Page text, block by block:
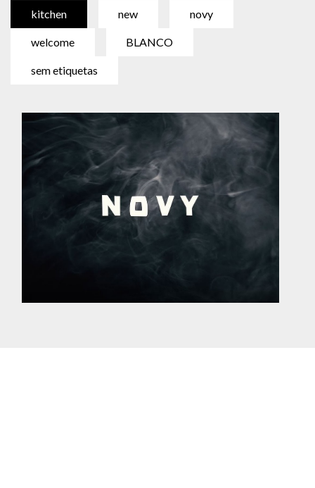
kitchen new novy
welcome BLANCO
sem etiquetas